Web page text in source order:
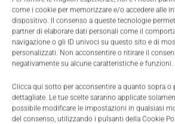
come i cookie per memorizzare e/o accedere alle
dispositivo. Il consenso a queste tecnologie
partner di elaborare dati personali come il
navigazione o gli ID univoci su questo sito e di
personalizzati. Non acconsentire o ritirare il
negativamente su alcune caratteristiche e funzioni.
Clicca qui sotto per acconsentire a quanto sopra o
dettagliate. Le tue scelte saranno applicate
possibile modificare le impostazioni in qualsiasi
del consenso, utilizzando i pulsanti della Cookie